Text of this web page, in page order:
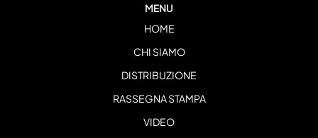
MENU
HOME
CHI SIAMO
DISTRIBUZIONE
RASSEGNA STAMPA
VIDEO